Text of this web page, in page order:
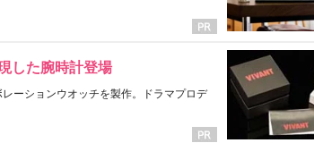
した腕時計登場
ーションウオッチを製作。ドラマプロデ